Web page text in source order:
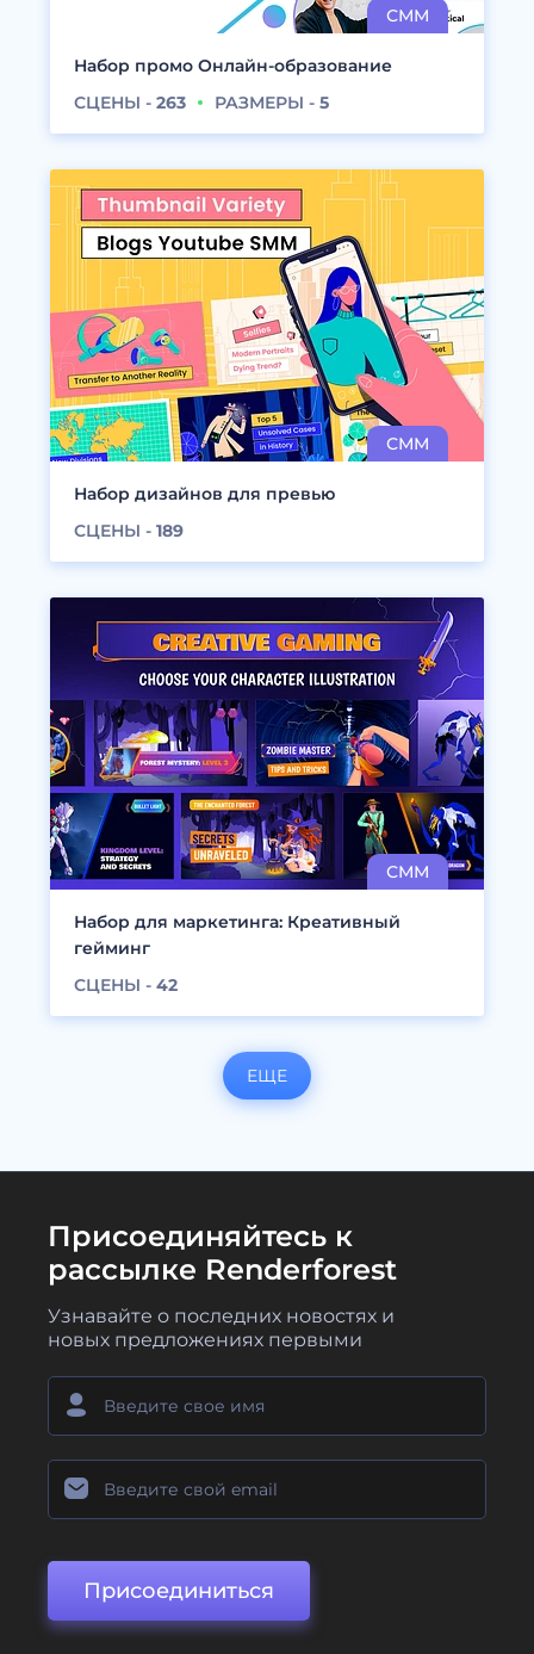
Набор промо Онлайн-образование
СЦЕНЫ - 263 РАЗМЕРЫ - 5
Набор дизайнов для превью
СЦЕНЫ - 189
Набор для маркетинга: Креативный
гейминг
СЦЕНЫ - 42
ЕЩЕ
Присоединяйтесь к
рассылке Renderforest
Узнавайте о последних новостях и
новых предложениях первыми
Присоединиться